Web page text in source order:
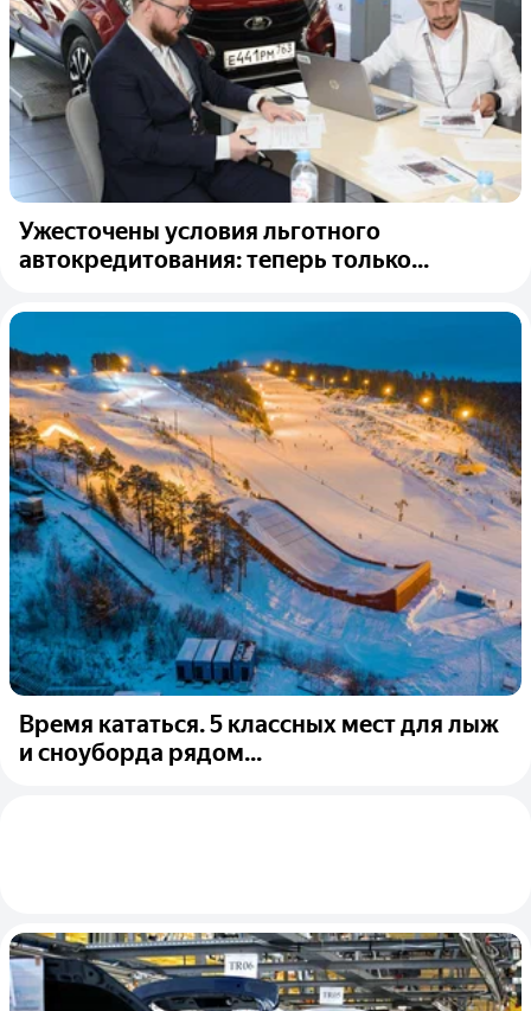
Ужесточены условия льготного
автокредитования: теперь только...
Время кататься. 5 классных мест для лыж
и сноуборда рядом...